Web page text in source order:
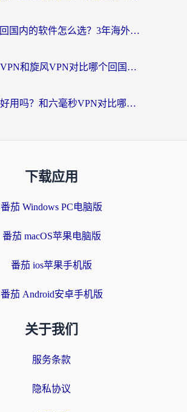
国外穿越回国内的软件怎么选？3年海外党亲测实用指南，告别地域限制
ChickCN VPN和旋风VPN对比哪个回国效果更好？海外党实测回国内网神器指南
斧牛VPN好用吗？和六毫秒VPN对比哪个回国效果更好？海外党亲测实用指南
下载应用
番茄 Windows PC电脑版
番茄 macOS苹果电脑版
番茄 ios苹果手机版
番茄 Android安卓手机版
关于我们
服务条款
隐私协议